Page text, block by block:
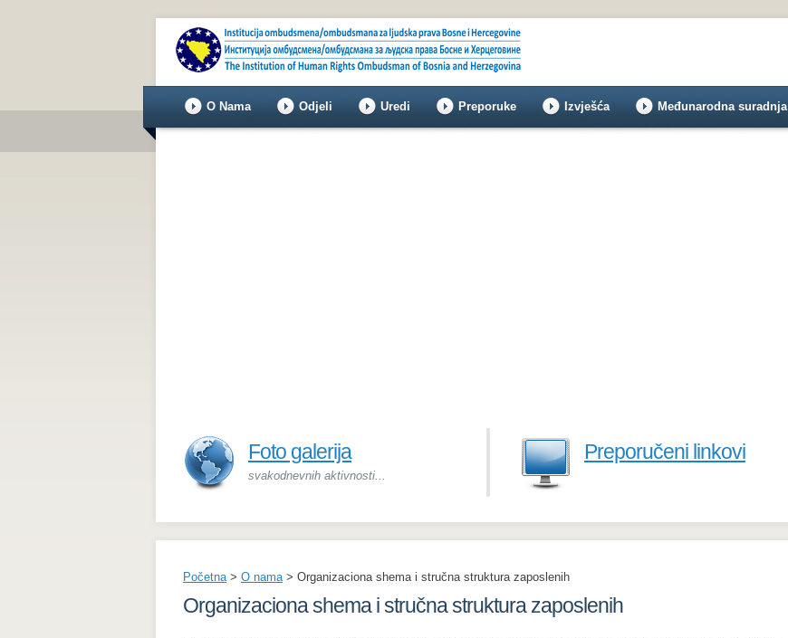
O Nama Odjeli Uredi Preporuke Izvješća Međunarodna suradnja
Foto galerija
svakodnevnih aktivnosti...
Preporučeni linkovi
Početna> O nama> Organizaciona shema i stručna struktura zaposlenih
Organizaciona shema i stručna struktura zaposlenih